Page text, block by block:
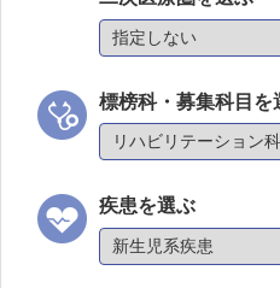
標榜科・募集科目を
疾患を選ぶ